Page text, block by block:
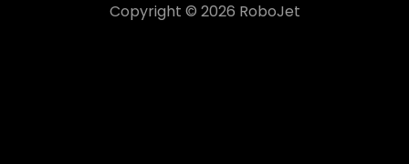
Copyright © 2026 RoboJet